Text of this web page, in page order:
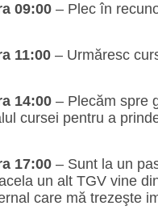
09:00 – Plec în
11:00 – Urmăresc
14:00 – Plecăm spre
cursei pentru a
17:00 – Sunt la un
un alt TGV vine
care mă trezeşte